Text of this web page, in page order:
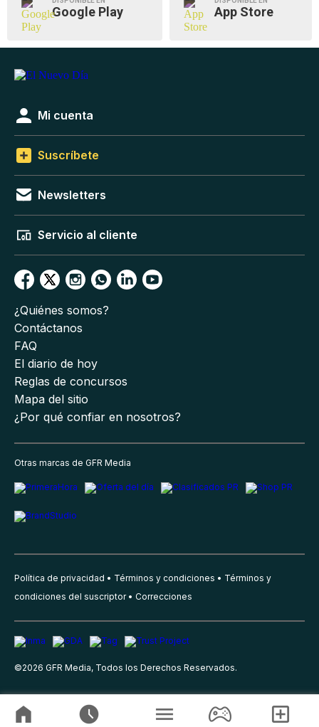
Google Play App Store
Mi cuenta
Suscríbete
Newsletters
Servicio al cliente
¿Quiénes somos?
Contáctanos
FAQ
El diario de hoy
Reglas de concursos
Mapa del sitio
¿Por qué confiar en nosotros?
Otras marcas de GFR Media
Política de privacidad Términos y condiciones
Términos y
condiciones del suscriptor
Correcciones
©2026 GFR Media, Todos los Derechos Reservados.